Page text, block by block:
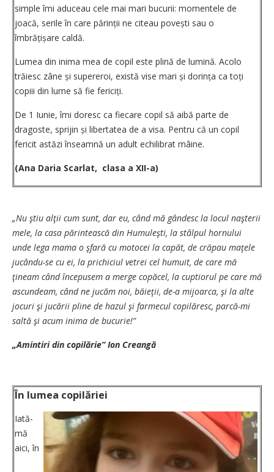
simple îmi aduceau cele mai mari bucurii: ­momentele de
joacă, serile în care părinții ne citeau povești sau o
îmbrățișare caldă.
Lumea din inima mea de copil este plină de lumină. Acolo
trăiesc zâne și supereroi, există vise mari și dorința ca toți
copiii din lume să fie fericiți.
De 1 Iunie, îmi doresc ca fiecare copil să aibă parte de
dragoste, sprijin și libertatea de a visa. Pentru că un copil
fericit astăzi înseamnă un adult echilibrat mâine.
(Ana Daria Scarlat, clasa a XII-a)
„Nu ştiu alţii cum sunt, dar eu, când mă gândesc la locul naşterii
mele, la casa părintească din Humuleşti, la stâlpul hornului
unde lega mama o şfară cu motocei la capăt, de crăpau maţele
jucându-se cu ei, la prichiciul vetrei cel humuit, de care mă
ţineam când începusem a merge copăcel, la cuptiorul pe care mă
ascundeam, când ne jucăm noi, băieţii, de-a mijoarca, şi la alte
jocuri şi jucării pline de hazul şi farmecul copilăresc, parcă-mi
saltă şi acum inima de bucurie!”
„Amintiri din copilărie” Ion Creangă
În lumea copilăriei
Iată-
mă
aici, în